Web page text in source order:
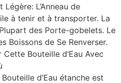
L’Anneau de
à tenir et à transporter. La
des Porte-gobelets. Le
Boissons de Se Renverser.
Bouteille d’Eau Avec
d’Eau étanche est